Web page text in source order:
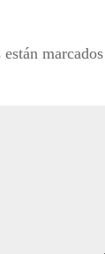
marcados